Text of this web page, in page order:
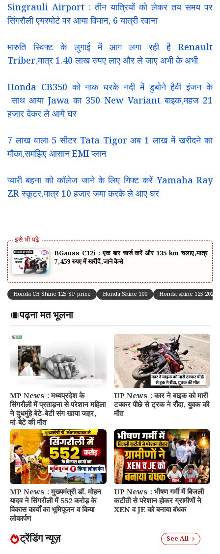
Singrauli Airport : तीन यात्रियों को लेकर तय समय पर
सिंगरौली एयरपोर्ट पर आया विमान, 6 यात्री रवाना
मारुति स्विफ्ट के लुगाई में आग लगा रही है Renault
Triber,मात्र 1.40 लाख रुपए लाए और ले जाए अभी के अभी
Honda CB350 को नाक धरके नदी में डुबोने हैवी इंजन के
साथ आया Jawa का 350 New Variant बाइक,महज 21
हजार देकर ले आये घर
7 लाख वाला 5 सीटर Tata Tigor अब 1 लाख में खरीदने का
मौका,समझिए आसान EMI प्लान
प्यारी बहना को कॉलेज जाने के लिए गिफ्ट करें Yamaha Ray
ZR स्कूटर,मात्र 10 हजार जमा करके ले आए घर
BGauss C12i : एक बार चार्ज करें और 135 km चलाए,मात्र
7,459 रुपए में खरीदें,जाने कैसे
Honda CB Shine 125 SP price Honda Shine 100 Honda shine 125 2024
पढ़ना मत भूलना
MP News : मध्यप्रदेश के
सिंगरौली में प्रताड़ना से परेशान महिला
ने दुधमुंहे बेटे-बेटी संग खाया जहर,
मां-बेटे की मौत
UP News : कार ने बाइक को मारी
टक्कर पीछे से ट्रक ने रौंदा, युवक की
मौत
MP News : मुख्यमंत्री डॉ. मोहन
यादव ने सिंगरौली में 552 करोड़ के
विकास कार्यों का भूमिपूजन व किया
लोकार्पण
UP News : भीषण गर्मी में बिजली
कटौती से परेशान होकर ग्रामीणों ने
XEN व JE को बनाया बंधक
ट्रेंडिंग न्यूज़ See All